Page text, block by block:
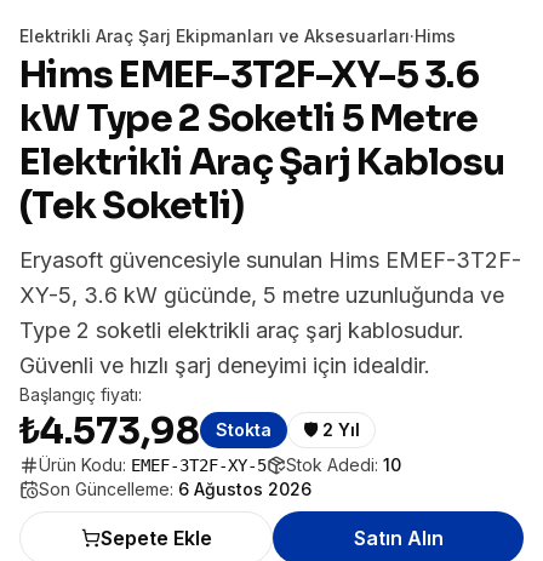
Elektrikli Araç Şarj Ekipmanları ve Aksesuarları·Hims
Hims EMEF-3T2F-XY-5 3.6
kW Type 2 Soketli 5 Metre
Elektrikli Araç Şarj Kablosu
(Tek Soketli)
Eryasoft güvencesiyle sunulan Hims EMEF-3T2F-
XY-5, 3.6 kW gücünde, 5 metre uzunluğunda ve
Type 2 soketli elektrikli araç şarj kablosudur.
Güvenli ve hızlı şarj deneyimi için idealdir.
Başlangıç fiyatı:
₺4.573,98 Stokta 🛡️ 2 Yıl
Ürün Kodu: EMEF-3T2F-XY-5 Stok Adedi: 10
Son Güncelleme: 6 Ağustos 2026
Sepete Ekle Satın Alın